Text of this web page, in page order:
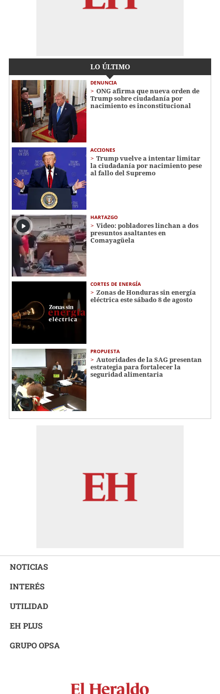
LO ÚLTIMO
DENUNCIA
ONG afirma que nueva orden de
Trump sobre ciudadanía por
nacimiento es inconstitucional
ACCIONES
Trump vuelve a intentar limitar
la ciudadanía por nacimiento pese
al fallo del Supremo
HARTAZGO
Video: pobladores linchan a dos
presuntos asaltantes en
Comayagüela
CORTES DE ENERGÍA
Zonas de Honduras sin energía
eléctrica este sábado 8 de agosto
PROPUESTA
Autoridades de la SAG presentan
estrategia para fortalecer la
seguridad alimentaria
NOTICIAS
INTERÉS
UTILIDAD
EH PLUS
GRUPO OPSA